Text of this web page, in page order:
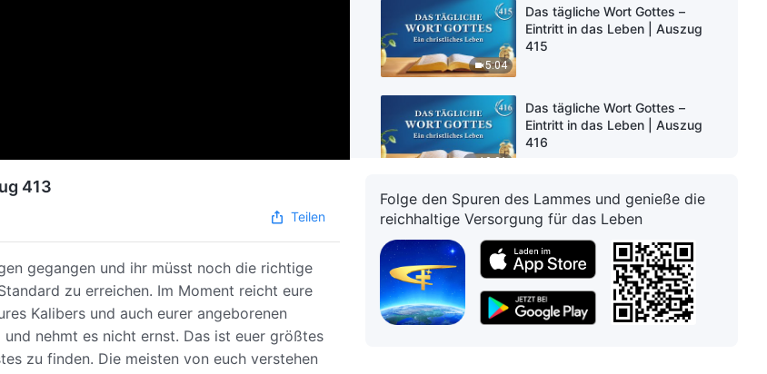
5:04
Das tägliche Wort Gottes –
Eintritt in das Leben | Auszug
415
10:21
Das tägliche Wort Gottes –
Eintritt in das Leben | Auszug
416
5:04
Das tägliche Wort Gottes –
Eintritt in das Leben | Auszug
417
Das tägliche Wort Gottes –
Eintritt in das Leben | Auszug
413
Teilen
gegangen und ihr müsst noch die richtige
zu erreichen. Im Moment reicht eure
Kalibers und auch eurer angeborenen
und nehmt es nicht ernst. Das ist euer größtes
zu finden. Die meisten von euch verstehen
Folge den Spuren des Lammes und genieße die
reichhaltige Versorgung für das Leben